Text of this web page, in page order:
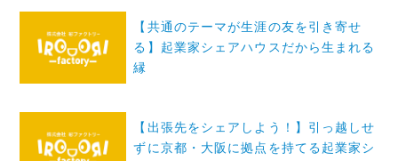
投
【共通のテーマが生涯の友を引き寄せ
る】起業家シェアハウスだから生まれる
縁
【出張先をシェアしよう！】引っ越しせ
ずに京都・大阪に拠点を持てる起業家シ